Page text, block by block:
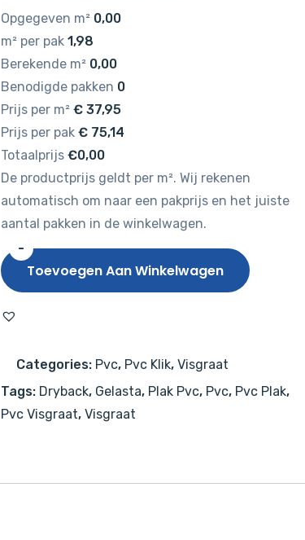
Opgegeven m² 0,00
m² per pak 1,98
Berekende m² 0,00
Benodigde pakken 0
Prijs per m² €37,95
Prijs per pak €75,14
Totaalprijs €0,00
De productprijs geldt per m². Wij rekenen
automatisch om naar een pakprijs en het juiste
aantal pakken in de winkelwagen.
-
Gelasta
City
4102
Oak
aantal
Toevoegen Aan Winkelwagen
Categories: Pvc, Pvc Klik, Visgraat
Tags: Dryback, Gelasta, Plak Pvc, Pvc, Pvc Plak,
Pvc Visgraat, Visgraat